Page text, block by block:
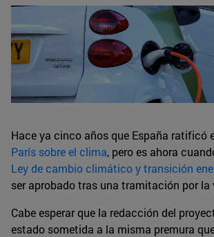
Hace ya cinco años que España ratificó
París sobre el clima, pero es ahora
Ley de cambio climático y transición
ser aprobado tras una tramitación por la
Cabe esperar que la redacción del
estado sometida a la misma premura